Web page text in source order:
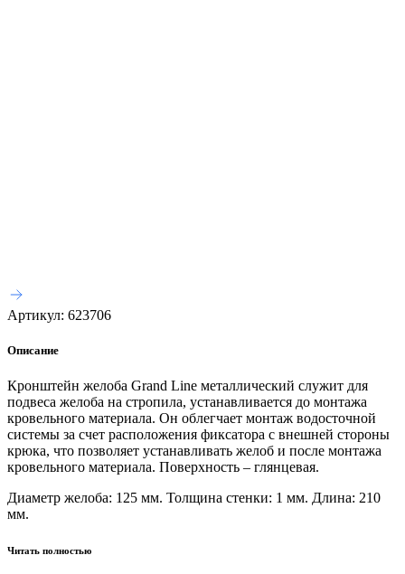
Артикул: 623706
Описание
Кронштейн желоба Grand Line металлический служит для
подвеса желоба на стропила, устанавливается до монтажа
кровельного материала. Он облегчает монтаж водосточной
системы за счет расположения фиксатора с внешней стороны
крюка, что позволяет устанавливать желоб и после монтажа
кровельного материала. Поверхность – глянцевая.
Диаметр желоба: 125 мм. Толщина стенки: 1 мм. Длина: 210
мм.
Читать полностью